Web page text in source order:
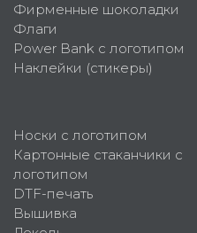
Фирменные шоколадки
Флаги
Power Bank с логотипом
Наклейки (стикеры)
Носки с логотипом
Картонные стаканчики с
логотипом
DTF-печать
Вышивка